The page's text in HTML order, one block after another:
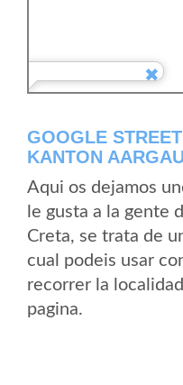
GOOGLE
KANTON
Aqui os dejamos
le gusta a la gente
Creta, se trata de
cual podeis usar
recorrer la
pagina.